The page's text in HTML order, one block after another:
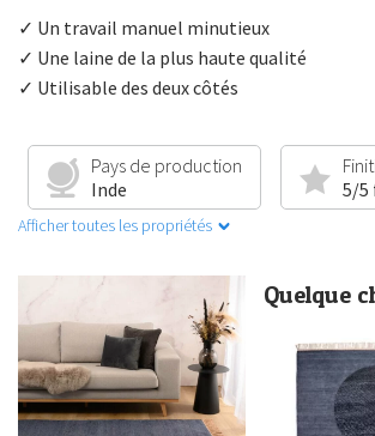
✓ Un travail manuel minutieux
✓ Une laine de la plus haute qualité
✓ Utilisable des deux côtés
Pays de production
Inde
5/5
Afficher toutes les propriétés
Quelque